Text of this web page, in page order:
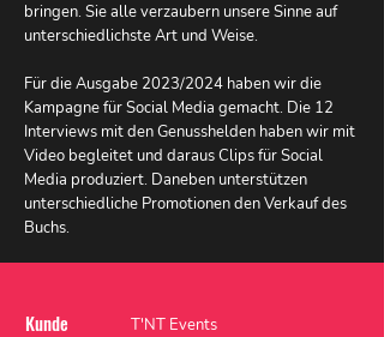
bringen. Sie alle verzaubern unsere Sinne auf
unterschiedlichste Art und Weise.
Für die Ausgabe 2023/2024 haben wir die
Kampagne für Social Media gemacht. Die 12
Interviews mit den Genusshelden haben wir mit
Video begleitet und daraus Clips für Social
Media produziert. Daneben unterstützen
unterschiedliche Promotionen den Verkauf des
Buchs.
Kunde T'NT Events